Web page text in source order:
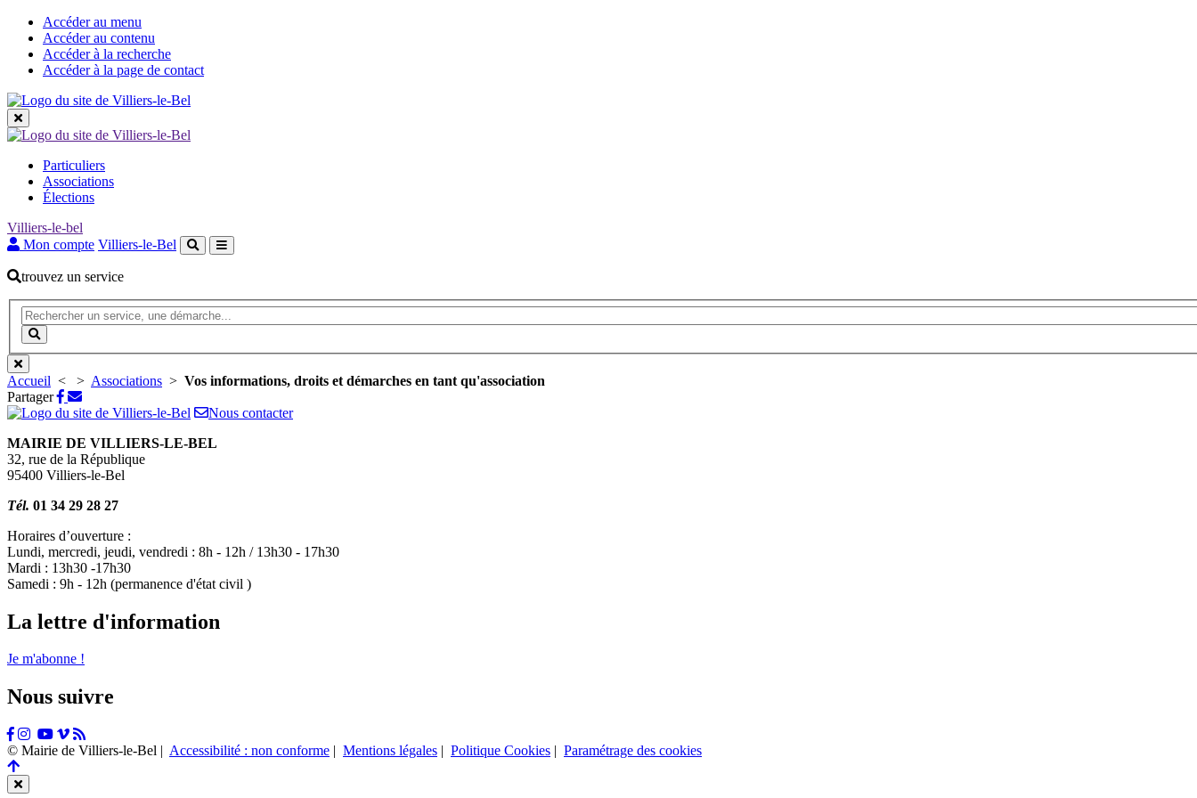
Accéder au menu
Accéder au contenu
Accéder à la recherche
Accéder à la page de contact
grandes
rubriques
Particuliers
Associations
Élections
Villiers-le-bel
Mon compte Villiers-le-Bel
trouvez un service
Recherche
(Mot(s)
clés
de
minimum
3
caractères)
la
Accueil < > Associations > Vos informations, droits et démarches en tant qu'association
Partager
Partager
sur
Partager
par
mail
Nous contacter
MAIRIE DE VILLIERS-LE-BEL
32, rue de la République
95400 Villiers-le-Bel
Tél. 01 34 29 28 27
Horaires d’ouverture :
Lundi, mercredi, jeudi, vendredi : 8h - 12h / 13h30 - 17h30
Mardi : 13h30 -17h30
Samedi : 9h - 12h (permanence d'état civil )
La lettre d'information
Je m'abonne !
Nous suivre
Facebook
Instagram
TiktokYoutube
Vimeo
Flux
RSS
© Mairie de Villiers-le-Bel | Accessibilité : non conforme | Mentions légales | Politique Cookies | Paramétrage des cookies
Retour
en